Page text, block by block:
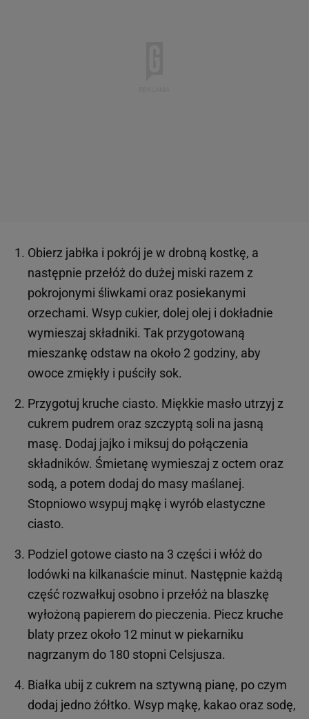
Obierz jabłka i pokrój je w drobną kostkę, a
następnie przełóż do dużej miski razem z
pokrojonymi śliwkami oraz posiekanymi
orzechami. Wsyp cukier, dolej olej i dokładnie
wymieszaj składniki. Tak przygotowaną
mieszankę odstaw na około 2 godziny, aby
owoce zmiękły i puściły sok.
Przygotuj kruche ciasto. Miękkie masło utrzyj z
cukrem pudrem oraz szczyptą soli na jasną
masę. Dodaj jajko i miksuj do połączenia
składników. Śmietanę wymieszaj z octem oraz
sodą, a potem dodaj do masy maślanej.
Stopniowo wsypuj mąkę i wyrób elastyczne
ciasto.
Podziel gotowe ciasto na 3 części i włóż do
lodówki na kilkanaście minut. Następnie każdą
część rozwałkuj osobno i przełóż na blaszkę
wyłożoną papierem do pieczenia. Piecz kruche
blaty przez około 12 minut w piekarniku
nagrzanym do 180 stopni Celsjusza.
Białka ubij z cukrem na sztywną pianę, po czym
dodaj jedno żółtko. Wsyp mąkę, kakao oraz sodę,